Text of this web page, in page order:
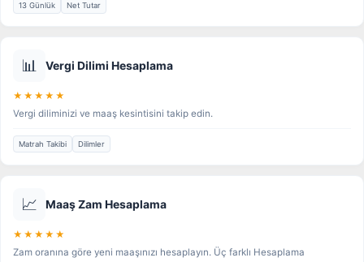
13 Günlük Net Tutar
📊 Vergi Dilimi Hesaplama
★★★★★
Vergi diliminizi ve maaş kesintisini takip edin.
Matrah Takibi Dilimler
📈 Maaş Zam Hesaplama
★★★★★
Zam oranına göre yeni maaşınızı hesaplayın. Üç farklı Hesaplama